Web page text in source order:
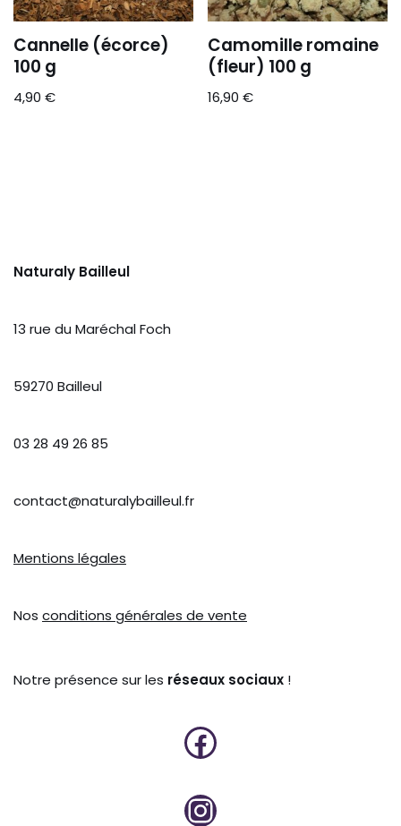
Cannelle (écorce)
100 g
4,90 €
Camomille romaine
(fleur) 100 g
16,90€
Naturaly Bailleul
13 rue du Maréchal Foch
59270 Bailleul
03 28 49 26 85
contact@naturalybailleul.fr
Mentions légales
Nos conditions générales de vente
Notre présence sur les réseaux sociaux !